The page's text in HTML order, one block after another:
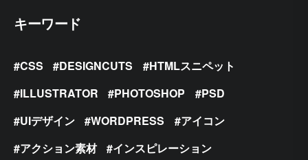
キーワード
CSS DESIGNCUTS
HTMLスニペット
ILLUSTRATOR
PHOTOSHOP
PSD
UIデザイン
WORDPRESS
アイコン
アクション素材
インスピレーション